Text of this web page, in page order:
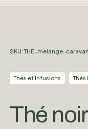
SKU:THE-melange-
Thés et Infusions Thés
Thé